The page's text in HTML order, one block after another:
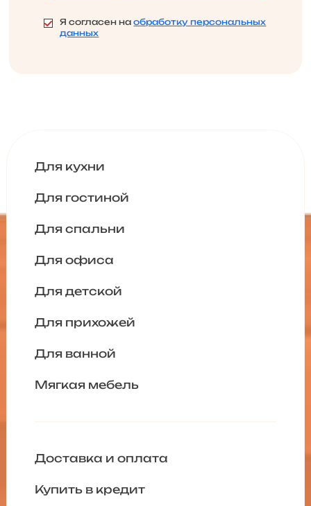
Я согласен наобработку персональных
данных
Для кухни
Для гостиной
Для спальни
Для офиса
Для детской
Для прихожей
Для ванной
Мягкая мебель
Доставка и оплата
Купить в кредит